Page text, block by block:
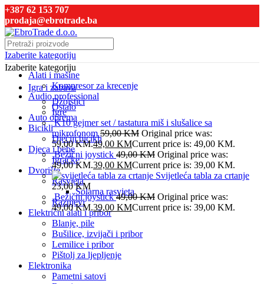
+387 62 153 707
prodaja@ebrotrade.ba
Izaberite kategoriju
Alati i mašine
Kompresor za krecenje
Audio professional
Ostalo
Auto oprema
Bicikli
Dječiji bicikli
Djeca i bebe
Igračke
Dvorište
Rasvjeta
Solarna rasvjeta
Raznjevi
Električni alati i pribor
Blanje, pile
Bušilice, izvijači i pribor
Lemilice i pribor
Pištolj za ljepljenje
Elektronika
Pametni satovi
Izaberite kategoriju
Igra i zabava
Džojstici
Igre
K10 gejmer set / tastatura miš i slušalice sa
mikrofonom59,00KM Original price was:
59,00 KM.49,00 KMCurrent price is: 49,00 KM.
Bežični joystick 49,00KM Original price was:
49,00 KM.39,00 KMCurrent price is: 39,00 KM.
Svijetleća tabla za crtanje
23,00KM
Bežični joystick49,00KM Original price was:
49,00 KM.39,00 KMCurrent price is: 39,00 KM.